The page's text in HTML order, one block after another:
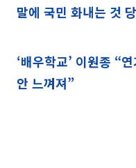
말에 국민 화내는 것
‘배우학교’ 이원종 “
안 느껴져”